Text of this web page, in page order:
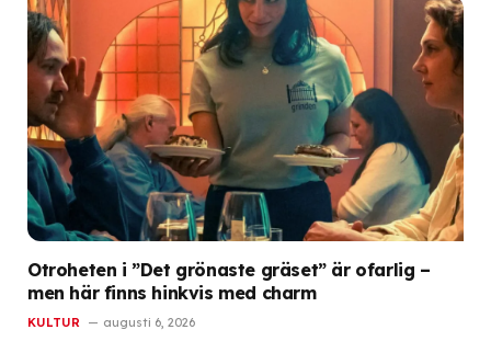
Otroheten i ”Det grönaste gräset” är ofarlig –
men här finns hinkvis med charm
KULTUR augusti 6, 2026